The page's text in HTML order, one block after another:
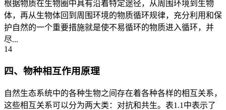
根据物质在生物圈中具有沿着特定途径，从周围环境到生物
体，再从生物体回到周围环境的物质循环规律，充分利用和保
护自然的一个重要措施就是使不易循环的物质进入循环，并
尽...
14
四、物种相互作用原理
自然生态系统中的各种生物之间存在着各种各样的相互关系，
这些相互关系可以分为两大类：对抗和共生。表1.1中表示了